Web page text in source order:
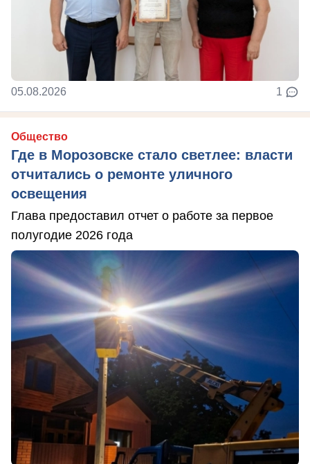
05.08.2026 1
Общество
Где в Морозовске стало светлее: власти
отчитались о ремонте уличного
освещения
Глава предоставил отчет о работе за первое
полугодие 2026 года